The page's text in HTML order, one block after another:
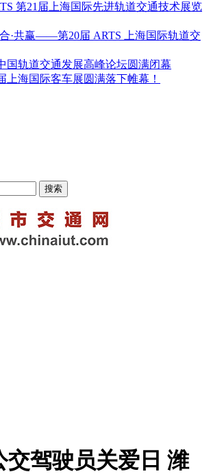
第21届上海国际先进轨道交通技术展览
·共赢——第20届 ARTS 上海国际轨道交
国轨道交通发展高峰论坛圆满闭幕
上海国际客车展圆满落下帷幕！
交驾驶员关爱日 潍